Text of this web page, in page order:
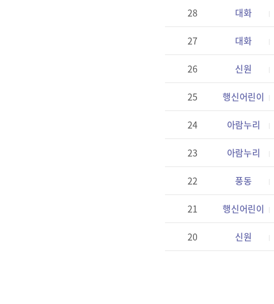
28 대화
27 대화
26 신원
25 행신어린이
24 아람누리
23 아람누리
22 풍동
21 행신어린이
20 신원